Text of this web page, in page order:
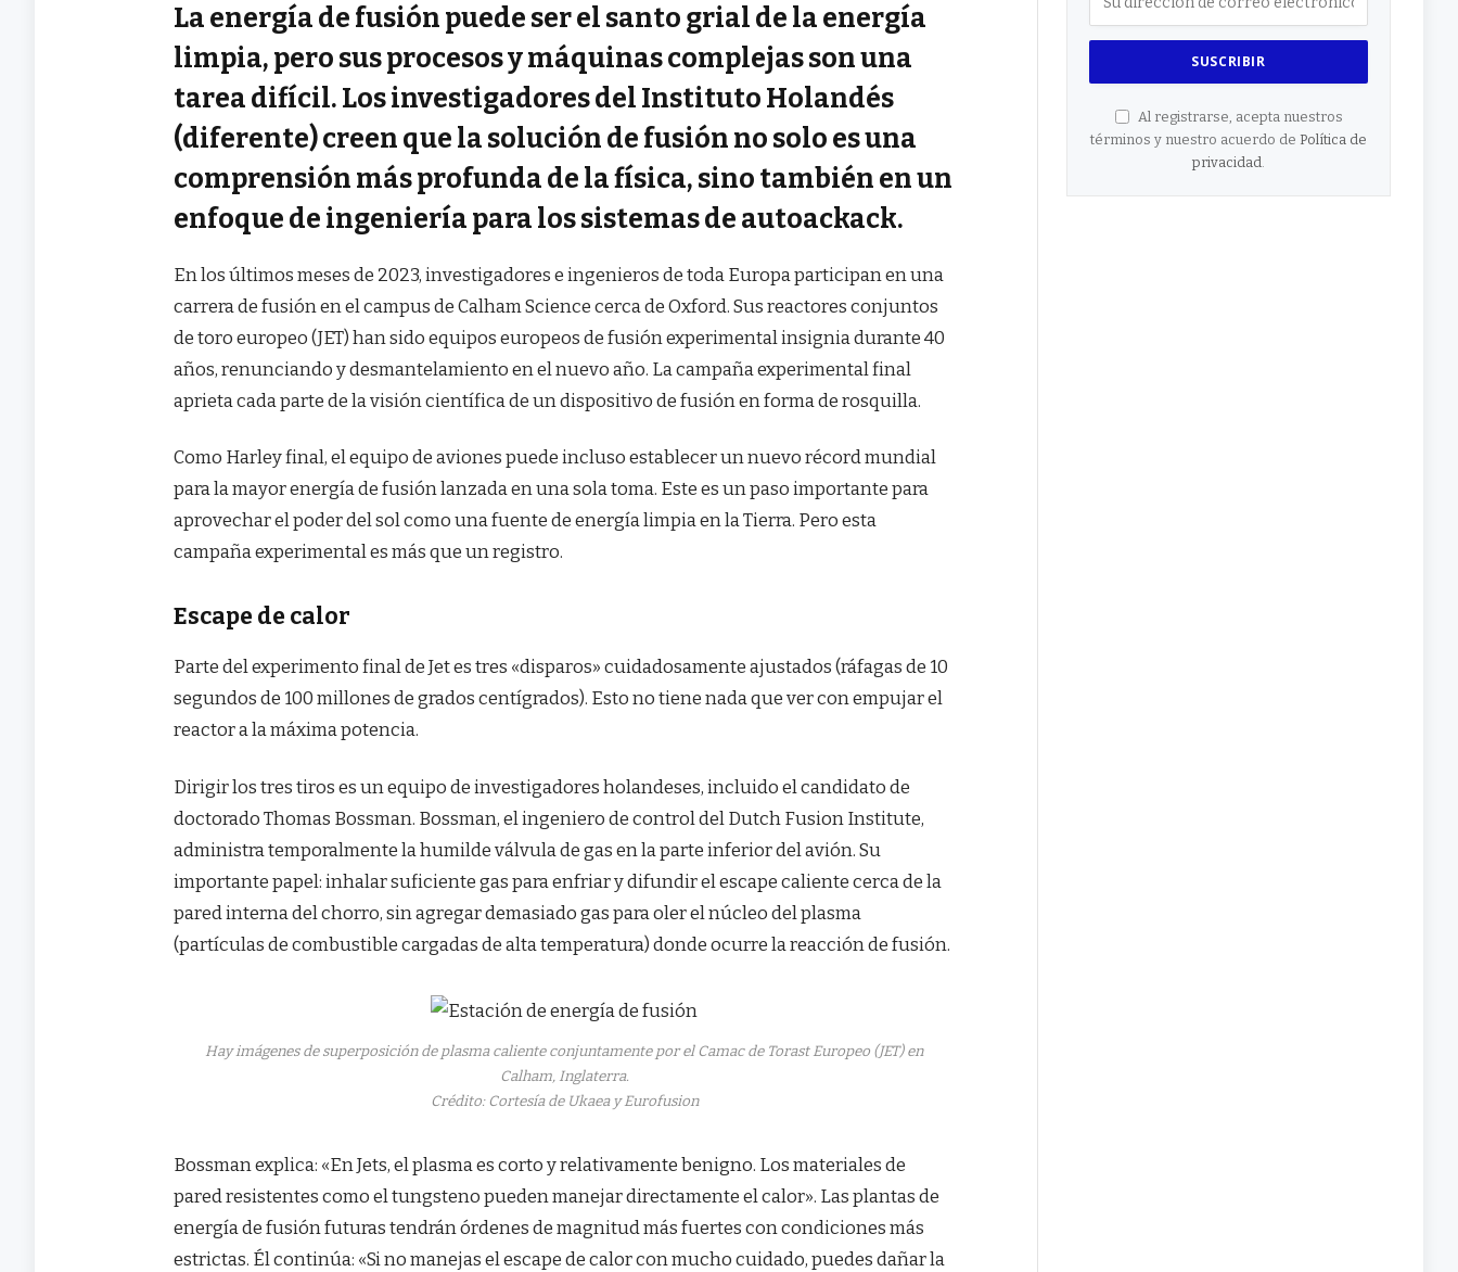
La energía de fusión puede ser el santo grial de la energía
limpia, pero sus procesos y máquinas complejas son una
tarea difícil. Los investigadores del Instituto Holandés
(diferente) creen que la solución de fusión no solo es una
comprensión más profunda de la física, sino también en un
enfoque de ingeniería para los sistemas de autoackack.
En los últimos meses de 2023, investigadores e ingenieros de toda Europa participan en una
carrera de fusión en el campus de Calham Science cerca de Oxford. Sus reactores conjuntos
de toro europeo (JET) han sido equipos europeos de fusión experimental insignia durante 40
años, renunciando y desmantelamiento en el nuevo año. La campaña experimental final
aprieta cada parte de la visión científica de un dispositivo de fusión en forma de rosquilla.
Como Harley final, el equipo de aviones puede incluso establecer un nuevo récord mundial
para la mayor energía de fusión lanzada en una sola toma. Este es un paso importante para
aprovechar el poder del sol como una fuente de energía limpia en la Tierra. Pero esta
campaña experimental es más que un registro.
Escape de calor
Parte del experimento final de Jet es tres «disparos» cuidadosamente ajustados (ráfagas de 10
segundos de 100 millones de grados centígrados). Esto no tiene nada que ver con empujar el
reactor a la máxima potencia.
Dirigir los tres tiros es un equipo de investigadores holandeses, incluido el candidato de
doctorado Thomas Bossman. Bossman, el ingeniero de control del Dutch Fusion Institute,
administra temporalmente la humilde válvula de gas en la parte inferior del avión. Su
importante papel: inhalar suficiente gas para enfriar y difundir el escape caliente cerca de la
pared interna del chorro, sin agregar demasiado gas para oler el núcleo del plasma
(partículas de combustible cargadas de alta temperatura) donde ocurre la reacción de fusión.
Hay imágenes de superposición de plasma caliente conjuntamente por el Camac de Torast Europeo (JET) en
Calham, Inglaterra.
Crédito: Cortesía de Ukaea y Eurofusion
Bossman explica: «En Jets, el plasma es corto y relativamente benigno. Los materiales de
pared resistentes como el tungsteno pueden manejar directamente el calor». Las plantas de
energía de fusión futuras tendrán órdenes de magnitud más fuertes con condiciones más
estrictas. Él continúa: «Si no manejas el escape de calor con mucho cuidado, puedes dañar la
Al registrarse, acepta nuestros
términos y nuestro acuerdo de Política de
privacidad.